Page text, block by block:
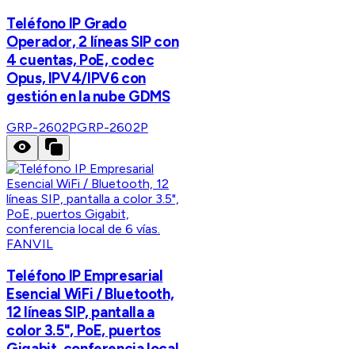
Teléfono IP Grado
Operador, 2 líneas SIP con
4 cuentas, PoE, codec
Opus, IPV4/IPV6 con
gestión en la nube GDMS
GRP-2602PGRP-2602P
FANVIL
Teléfono IP Empresarial
Esencial WiFi / Bluetooth,
12 líneas SIP, pantalla a
color 3.5", PoE, puertos